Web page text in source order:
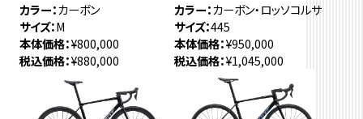
カラー カーボン
サイズ M
本体価格 ¥800,000
税込価格 ¥880,000
カラー カーボン・ロッソコルサ
サイズ 445
本体価格 ¥950,000
税込価格 ¥1,045,000